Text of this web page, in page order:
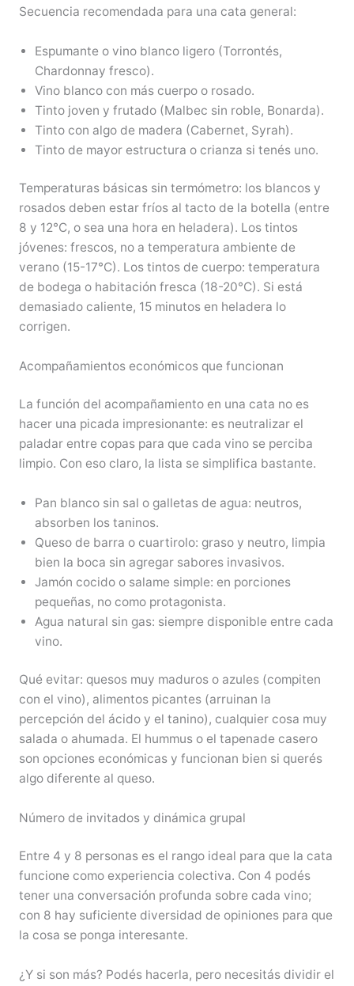
Secuencia recomendada para una cata general:
Espumante o vino blanco ligero (Torrontés,
Chardonnay fresco).
Vino blanco con más cuerpo o rosado.
Tinto joven y frutado (Malbec sin roble, Bonarda).
Tinto con algo de madera (Cabernet, Syrah).
Tinto de mayor estructura o crianza si tenés uno.
Temperaturas básicas sin termómetro: los blancos y
rosados deben estar fríos al tacto de la botella (entre
8 y 12°C, o sea una hora en heladera). Los tintos
jóvenes: frescos, no a temperatura ambiente de
verano (15-17°C). Los tintos de cuerpo: temperatura
de bodega o habitación fresca (18-20°C). Si está
demasiado caliente, 15 minutos en heladera lo
corrigen.
Acompañamientos económicos que funcionan
La función del acompañamiento en una cata no es
hacer una picada impresionante: es neutralizar el
paladar entre copas para que cada vino se perciba
limpio. Con eso claro, la lista se simplifica bastante.
Pan blanco sin sal o galletas de agua: neutros,
absorben los taninos.
Queso de barra o cuartirolo: graso y neutro, limpia
bien la boca sin agregar sabores invasivos.
Jamón cocido o salame simple: en porciones
pequeñas, no como protagonista.
Agua natural sin gas: siempre disponible entre cada
vino.
Qué evitar: quesos muy maduros o azules (compiten
con el vino), alimentos picantes (arruinan la
percepción del ácido y el tanino), cualquier cosa muy
salada o ahumada. El hummus o el tapenade casero
son opciones económicas y funcionan bien si querés
algo diferente al queso.
Número de invitados y dinámica grupal
Entre 4 y 8 personas es el rango ideal para que la cata
funcione como experiencia colectiva. Con 4 podés
tener una conversación profunda sobre cada vino;
con 8 hay suficiente diversidad de opiniones para que
la cosa se ponga interesante.
¿Y si son más? Podés hacerla, pero necesitás dividir el